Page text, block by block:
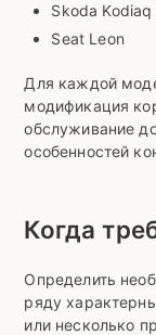
Skoda Kodiaq
Seat Leon
Для каждой
модификация
обслуживание
особенностей
Когда
Определить
ряду
или несколько